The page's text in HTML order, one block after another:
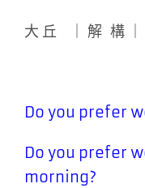
大 丘 ｜ 解 構
Do you prefer
Do you prefer
morning?